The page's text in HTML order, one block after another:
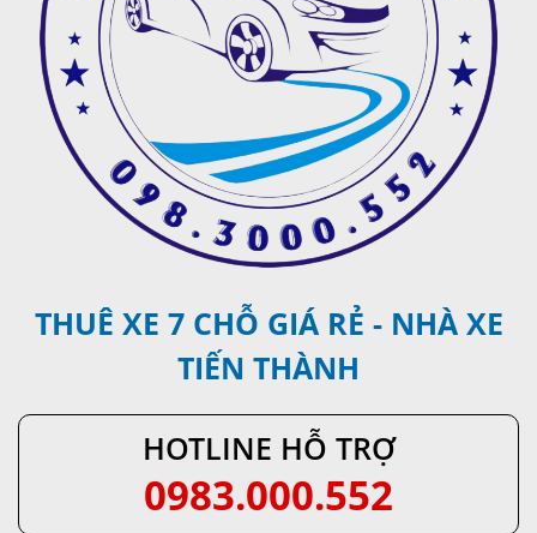
THUÊ XE 7 CHỖ GIÁ RẺ - NHÀ XE
TIẾN THÀNH
HOTLINE HỖ TRỢ
0983.000.552